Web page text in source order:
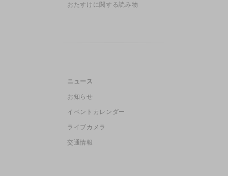
おたすけに関する読み物
ニュース
お知らせ
イベントカレンダー
ライブカメラ
交通情報